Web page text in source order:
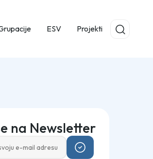
ESV Projekti
na Newsletter